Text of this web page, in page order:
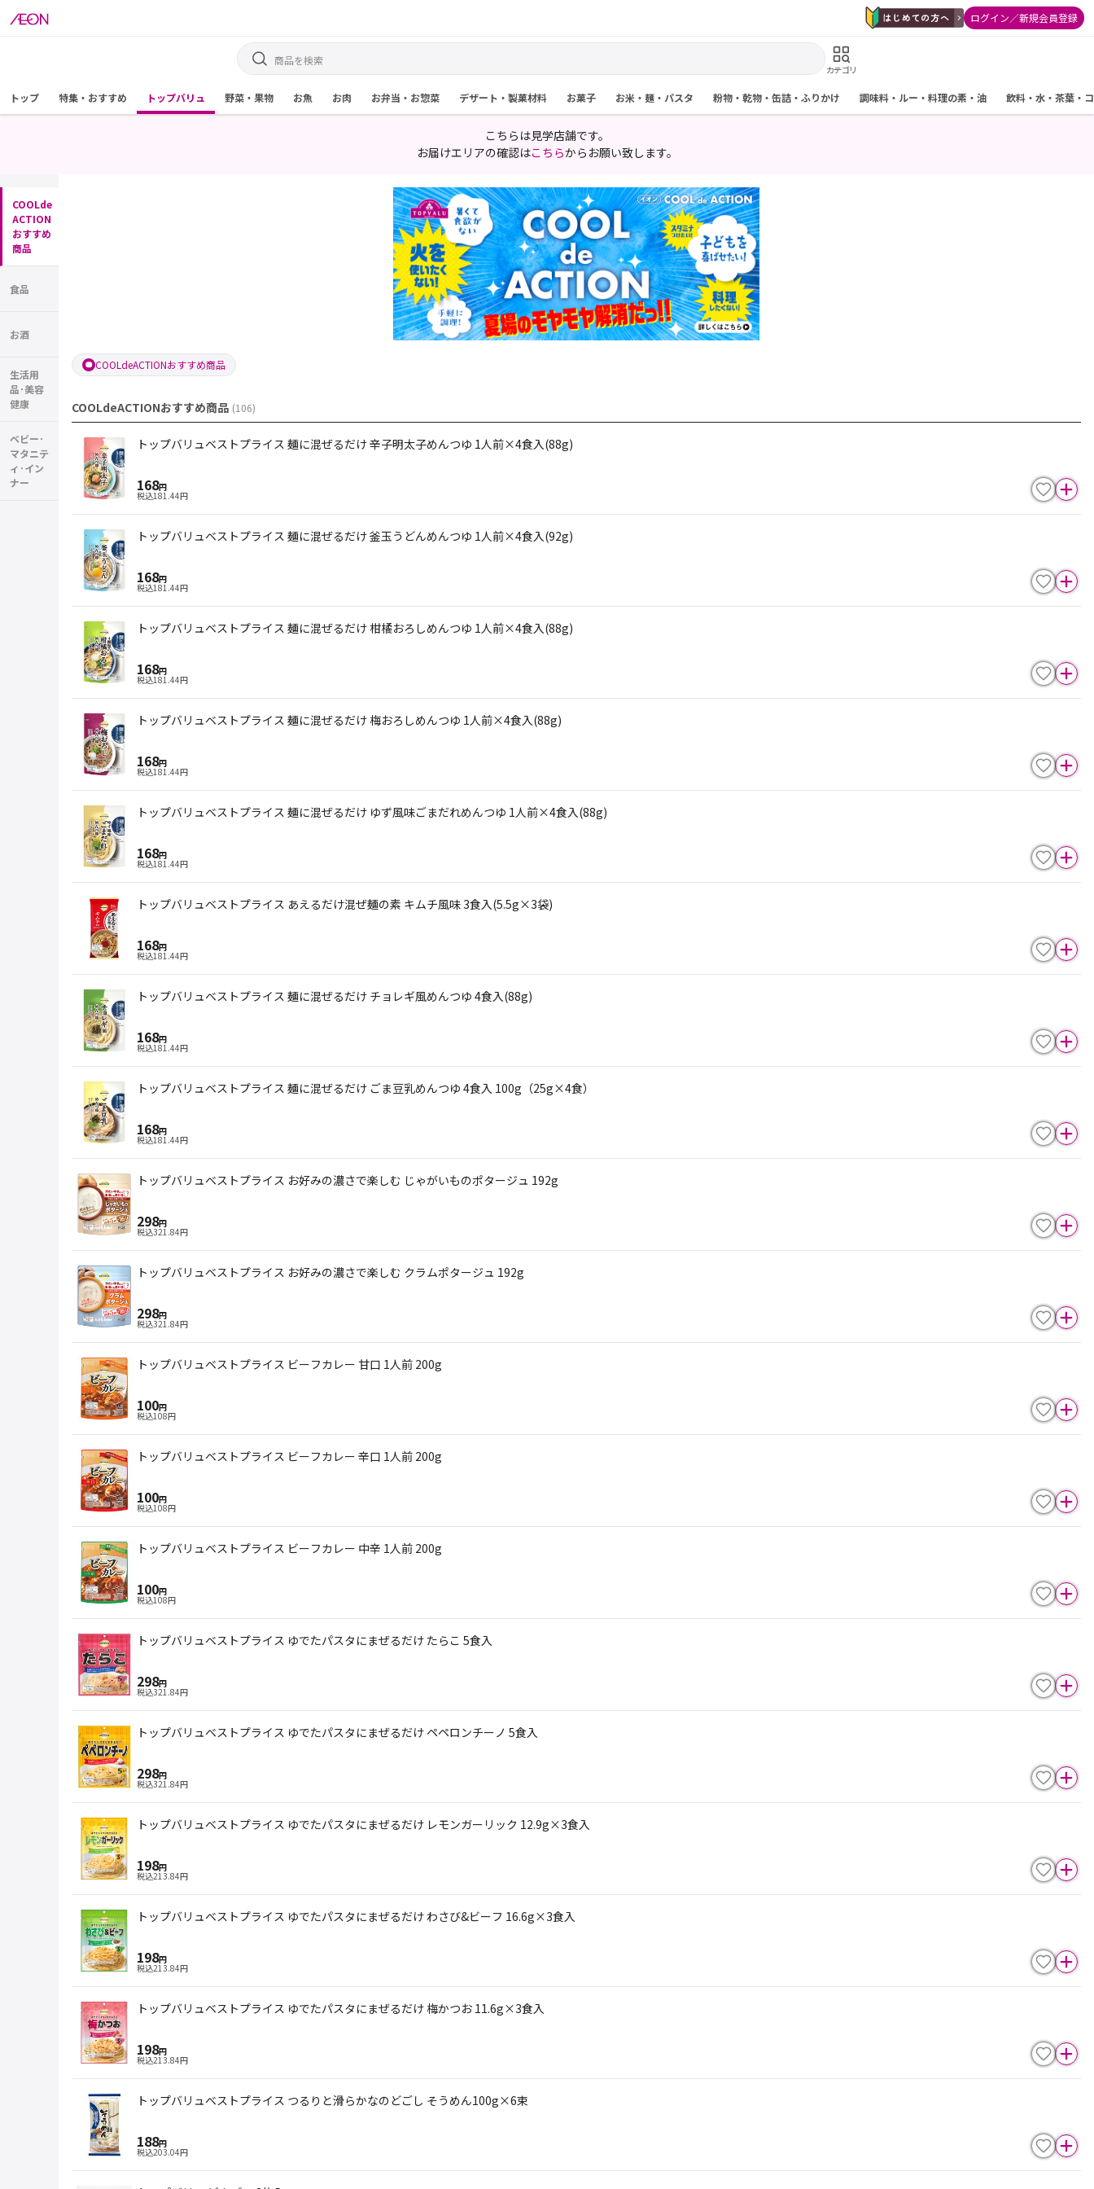
ログイン／新規会員登録
カテゴリ
トップ 特集・おすすめ トップバリュ 野菜・果物 お魚 お肉 お弁当・お惣菜 デザート・製菓材料 お菓子 お米・麺・パスタ 粉物・乾物・缶詰・ふりかけ 調味料・ルー・料理の素・油 飲料・水・茶葉・
こちらは見学店舗です。
お届けエリアの確認はこちらからお願い致します。
COOLde
ACTION
おすすめ
商品
食品
お酒
生活用
品･美容
健康
ベビー･
マタニテ
ィ･イン
ナー
COOLdeACTIONおすすめ商品
COOLdeACTIONおすすめ商品 (106)
トップバリュベストプライス 麺に混ぜるだけ 辛子明太子めんつゆ 1人前×4食入(88g)
168円
税込181.44円
トップバリュベストプライス 麺に混ぜるだけ 釜玉うどんめんつゆ 1人前×4食入(92g)
168円
税込181.44円
トップバリュベストプライス 麺に混ぜるだけ 柑橘おろしめんつゆ 1人前×4食入(88g)
168円
税込181.44円
トップバリュベストプライス 麺に混ぜるだけ 梅おろしめんつゆ 1人前×4食入(88g)
168円
税込181.44円
トップバリュベストプライス 麺に混ぜるだけ ゆず風味ごまだれめんつゆ 1人前×4食入(88g)
168円
税込181.44円
トップバリュベストプライス あえるだけ混ぜ麺の素 キムチ風味 3食入(5.5g×3袋)
168円
税込181.44円
トップバリュベストプライス 麺に混ぜるだけ チョレギ風めんつゆ 4食入(88g)
168円
税込181.44円
トップバリュベストプライス 麺に混ぜるだけ ごま豆乳めんつゆ 4食入 100g（25g×4食）
168円
税込181.44円
トップバリュベストプライス お好みの濃さで楽しむ じゃがいものポタージュ 192g
298円
税込321.84円
トップバリュベストプライス お好みの濃さで楽しむ クラムポタージュ 192g
298円
税込321.84円
トップバリュベストプライス ビーフカレー 甘口 1人前 200g
100円
税込108円
トップバリュベストプライス ビーフカレー 辛口 1人前 200g
100円
税込108円
トップバリュベストプライス ビーフカレー 中辛 1人前 200g
100円
税込108円
トップバリュベストプライス ゆでたパスタにまぜるだけ たらこ 5食入
298円
税込321.84円
トップバリュベストプライス ゆでたパスタにまぜるだけ ペペロンチーノ 5食入
298円
税込321.84円
トップバリュベストプライス ゆでたパスタにまぜるだけ レモンガーリック 12.9g×3食入
198円
税込213.84円
トップバリュベストプライス ゆでたパスタにまぜるだけ わさび&ビーフ 16.6g×3食入
198円
税込213.84円
トップバリュベストプライス ゆでたパスタにまぜるだけ 梅かつお 11.6g×3食入
198円
税込213.84円
トップバリュベストプライス つるりと滑らかなのどごし そうめん100g×6束
188円
税込203.04円